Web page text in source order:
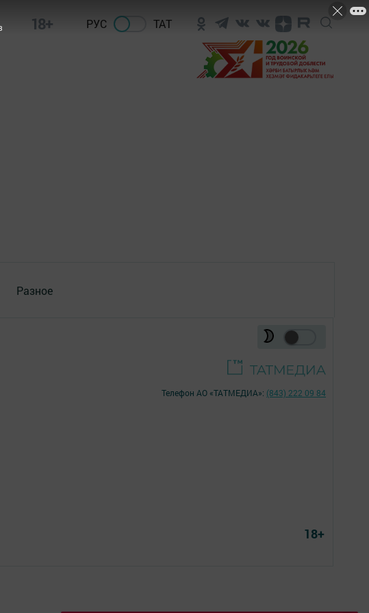
18+ РУС ТАТ
Разное
Телефон АО «ТАТМЕДИА»: (843) 222 09 84
18+